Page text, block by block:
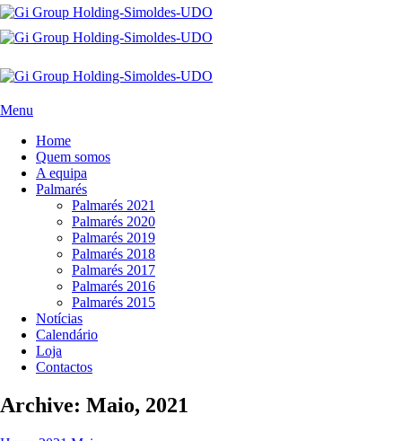
Menu
Home
Quem somos
A equipa
Palmarés
Palmarés 2021
Palmarés 2020
Palmarés 2019
Palmarés 2018
Palmarés 2017
Palmarés 2016
Palmarés 2015
Notícias
Calendário
Loja
Contactos
Archive: Maio, 2021